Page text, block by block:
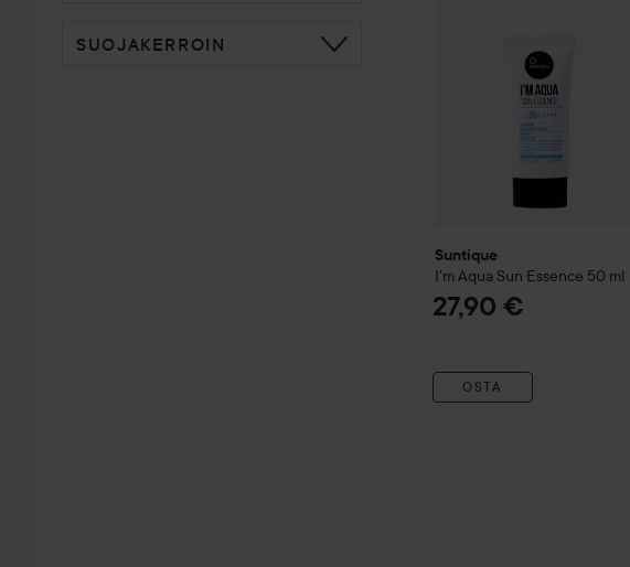
SUOJAKERROIN
Suntique
I'm Aqua Sun Essence 50 ml
27,90 €
OSTA